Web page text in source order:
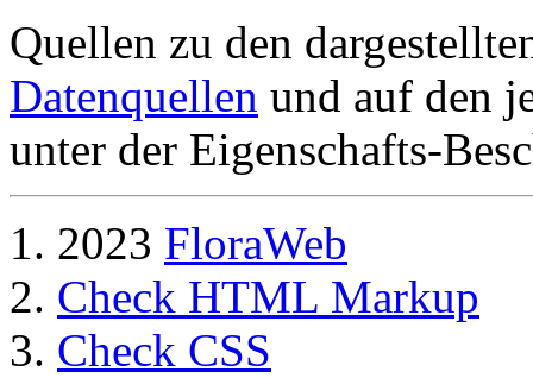
Quellen zu den
Datenquellen und auf den
unter der Eigenschafts-
2023 FloraWeb
Check HTML Markup
Check CSS